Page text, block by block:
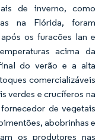
de inverno, como
na Flórida, foram
os furacões Ian e
acima da
do verão e a alta
comercializáveis
verdes e crucíferos na
de vegetais
abobrinhas e
os produtores nas